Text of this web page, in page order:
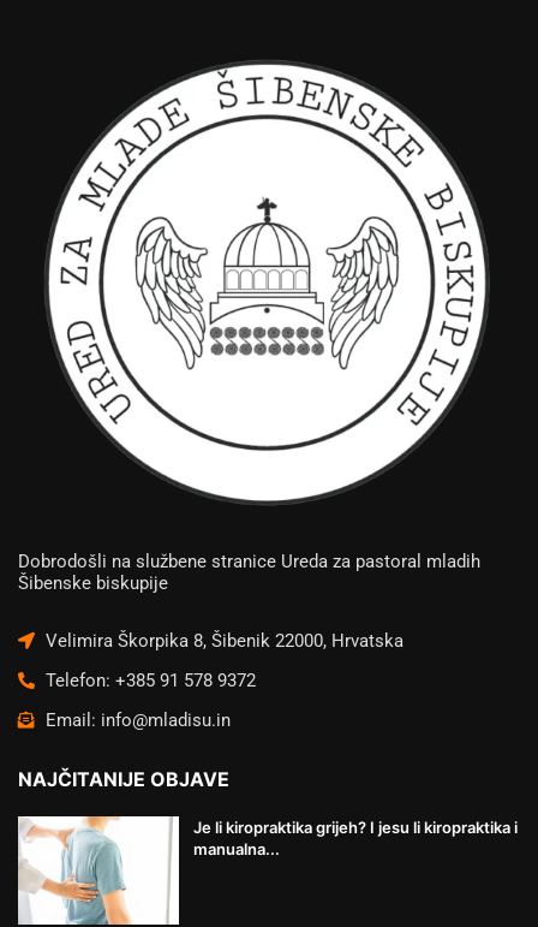
Dobrodošli na službene stranice Ureda za pastoral mladih
Šibenske biskupije
Velimira Škorpika 8, Šibenik 22000, Hrvatska
Telefon: +385 91 578 9372
Email: info@mladisu.in
NAJČITANIJE OBJAVE
Je li kiropraktika grijeh? I jesu li kiropraktika i
manualna...